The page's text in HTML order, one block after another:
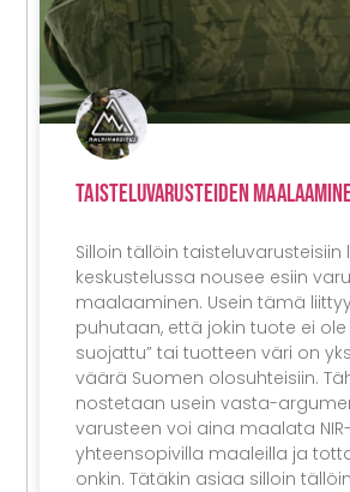
Taisteluvarusteiden
Silloin tällöin taisteluvarusteisiin
keskustelussa nousee esiin
maalaaminen. Usein tämä
puhutaan, että jokin tuote ei ole
suojattu” tai tuotteen väri on
väärä Suomen olosuhteisiin.
nostetaan usein vasta-
varusteen voi aina maalata NIR-
yhteensopivilla maaleilla ja
onkin. Tätäkin asiaa silloin tällöin